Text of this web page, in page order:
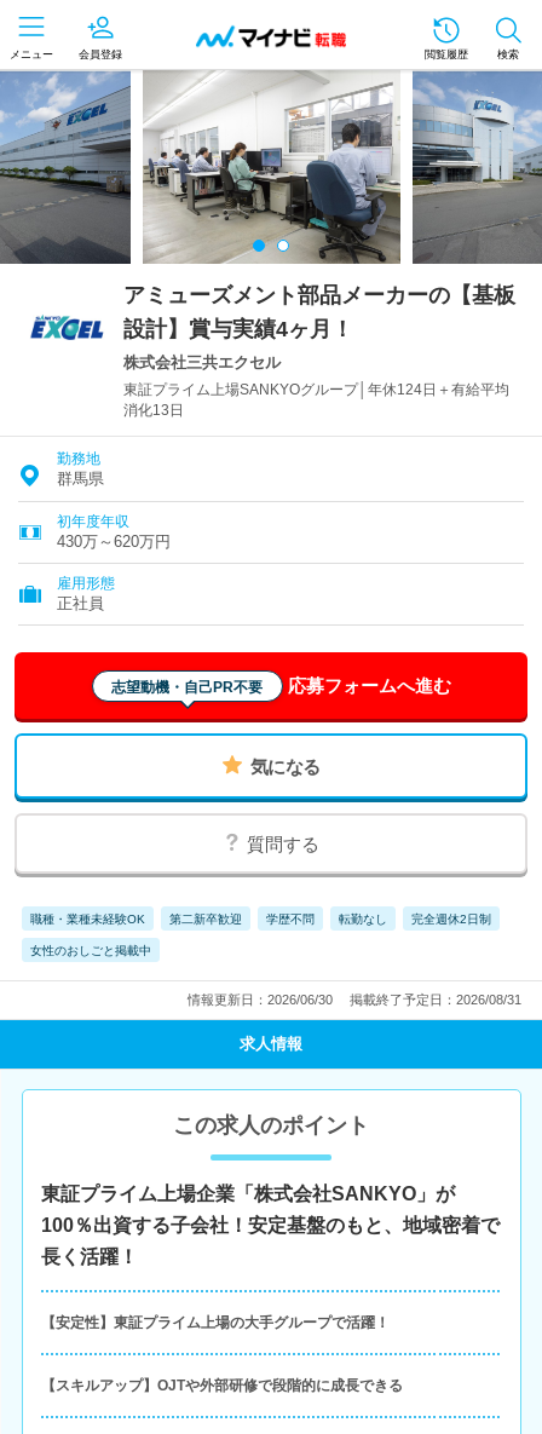
メニュー 会員登録 閲覧履歴 検索
アミューズメント部品メーカーの【基板
設計】賞与実績4ヶ月！
株式会社三共エクセル
東証プライム上場SANKYOグループ│年休124日＋有給平均
消化13日
勤務地
群馬県
初年度年収
430万～620万円
雇用形態
正社員
志望動機・自己PR不要 応募フォームへ進む
気になる
質問する
職種・業種未経験OK 第二新卒歓迎 学歴不問 転勤なし 完全週休2日制
女性のおしごと掲載中
情報更新日：2026/06/30 掲載終了予定日：2026/08/31
求人情報
この求人のポイント
東証プライム上場企業「株式会社SANKYO」が
100％出資する子会社！安定基盤のもと、地域密着で
長く活躍！
【安定性】東証プライム上場の大手グループで活躍！
【スキルアップ】OJTや外部研修で段階的に成長できる